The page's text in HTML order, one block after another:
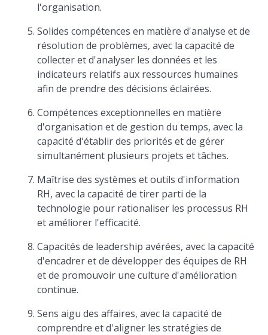
l'organisation.
Solides compétences en matière d'analyse et de
résolution de problèmes, avec la capacité de
collecter et d'analyser les données et les
indicateurs relatifs aux ressources humaines
afin de prendre des décisions éclairées.
Compétences exceptionnelles en matière
d'organisation et de gestion du temps, avec la
capacité d'établir des priorités et de gérer
simultanément plusieurs projets et tâches.
Maîtrise des systèmes et outils d'information
RH, avec la capacité de tirer parti de la
technologie pour rationaliser les processus RH
et améliorer l'efficacité.
Capacités de leadership avérées, avec la capacité
d'encadrer et de développer des équipes de RH
et de promouvoir une culture d'amélioration
continue.
Sens aigu des affaires, avec la capacité de
comprendre et d'aligner les stratégies de